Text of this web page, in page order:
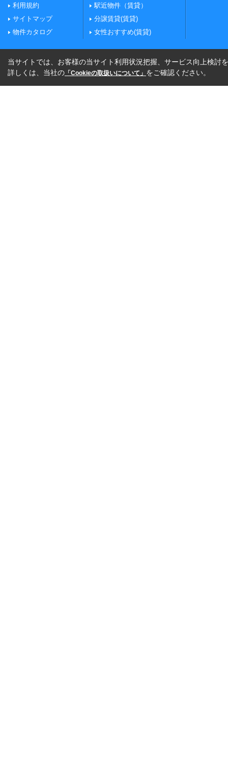
利用規約
サイトマップ
物件カタログ
駅近物件（賃貸）
分譲賃貸(賃貸)
女性おすすめ(賃貸)
当サイトでは、お客様の当サイト利用状況把握、サービス向上検討
詳しくは、当社の 「Cookieの取扱いについて」 をご確認ください。